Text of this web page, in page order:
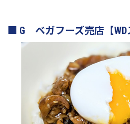
G ベガフーズ売店【WD